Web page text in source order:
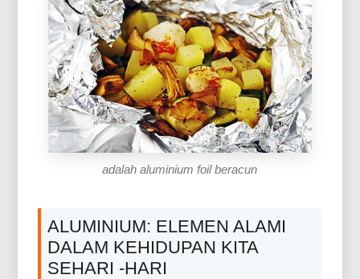
adalah aluminium foil beracun
ALUMINIUM: ELEMEN ALAMI
DALAM KEHIDUPAN KITA
SEHARI -HARI